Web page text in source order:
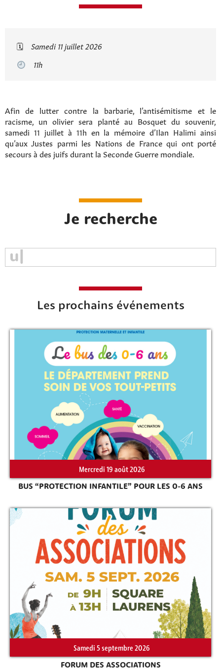
Rechercher sur le site
🗓
Samedi 11 juillet 2026
11h
Afin de lutter contre la barbarie, l’antisémitisme et le
racisme, un olivier sera planté au Bosquet du souvenir,
samedi 11 juillet à 11h en la mémoire d’Ilan Halimi ainsi
qu’aux Justes parmi les Nations de France qui ont porté
secours à des juifs durant la Seconde Guerre mondiale.
Je recherche
Les prochains événements
Mercredi 19 août 2026
BUS “PROTECTION INFANTILE” POUR LES 0-6 ANS
Samedi 5 septembre 2026
FORUM DES ASSOCIATIONS